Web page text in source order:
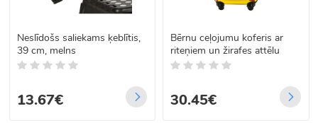
Neslīdošs saliekams ķeblītis,
39 cm, melns
13.67€
Bērnu ceļojumu koferis ar
riteņiem un žirafes attēlu
30.45€